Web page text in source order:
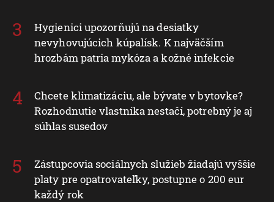
Hygienici upozorňujú na desiatky
nevyhovujúcich kúpalísk. K najväčším
hrozbám patria mykóza a kožné infekcie
Chcete klimatizáciu, ale bývate v bytovke?
Rozhodnutie vlastníka nestačí, potrebný je aj
súhlas susedov
Zástupcovia sociálnych služieb žiadajú vyššie
platy pre opatrovateľky, postupne o 200 eur
každý rok